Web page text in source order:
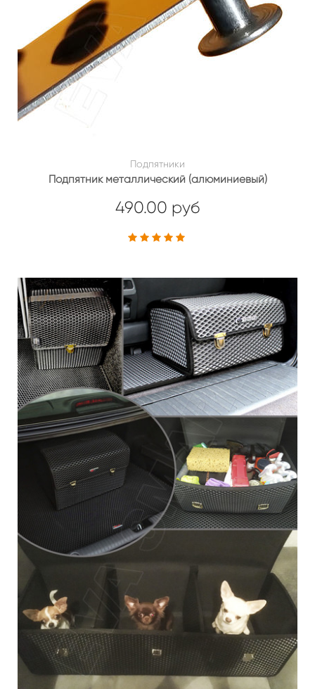
Подпятники
Подпятник металлический (алюминиевый)
490.00 руб